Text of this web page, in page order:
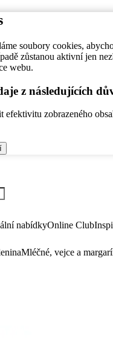
soubory cookies,
zůstanou aktivní jen
webu.
z následujících
zobrazeného
nabídkyOnline Club
Mléčné, vejce a